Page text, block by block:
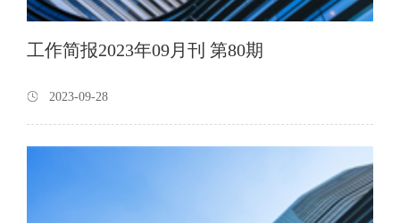
工作简报2023年09月刊 第80期
2023-09-28